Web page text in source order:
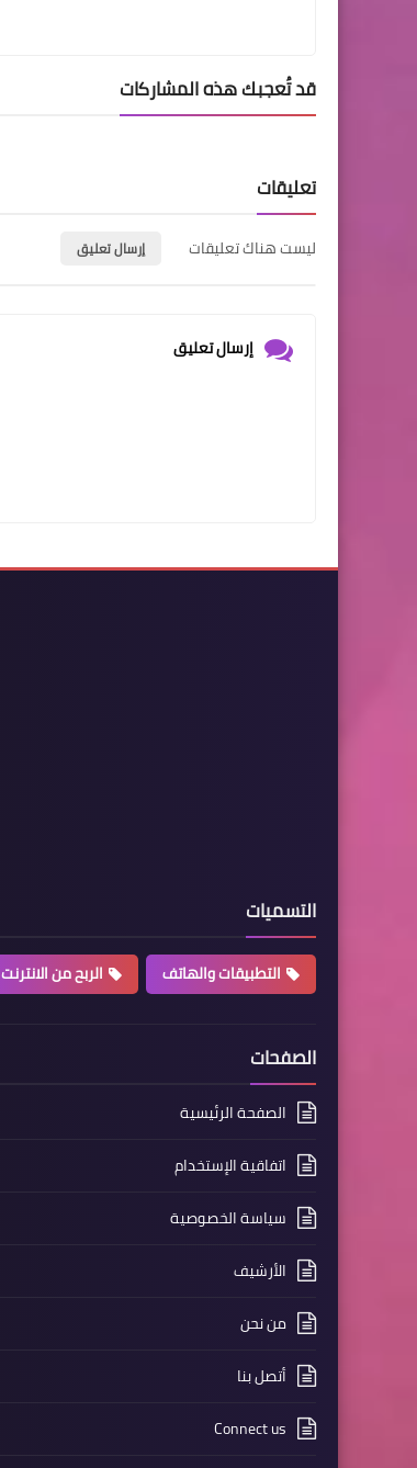
قد تُعجبك هذه المشاركات
تعليقات
ليست هناك تعليقات إرسال تعليق
إرسال تعليق
التسميات
التطبيقات والهاتف الربح من الانترنت
الصفحات
الصفحة الرئيسية
اتفاقية الإستخدام
سياسة الخصوصية
الأرشيف
من نحن
أتصل بنا
Connect us